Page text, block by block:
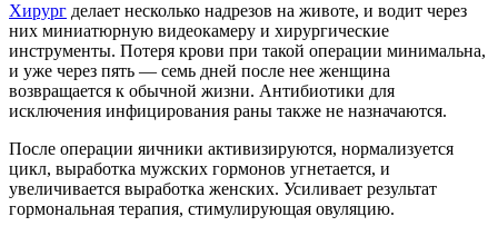
Хирург делает несколько надрезов на животе, и водит через
них миниатюрную видеокамеру и хирургические
инструменты. Потеря крови при такой операции минимальна,
и уже через пять — семь дней после нее женщина
возвращается к обычной жизни. Антибиотики для
исключения инфицирования раны также не назначаются.
После операции яичники активизируются, нормализуется
цикл, выработка мужских гормонов угнетается, и
увеличивается выработка женских. Усиливает результат
гормональная терапия, стимулирующая овуляцию.